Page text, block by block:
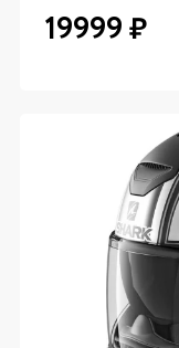
19999₽